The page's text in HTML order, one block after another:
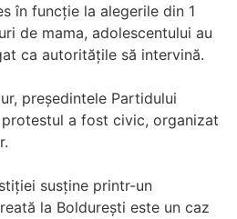
în funcție la alegerile din 1
de mama, adolescentului au
ca autoritățile să intervină.
președintele Partidului
a fost civic, organizat
susține printr-un
la Boldurești este un caz